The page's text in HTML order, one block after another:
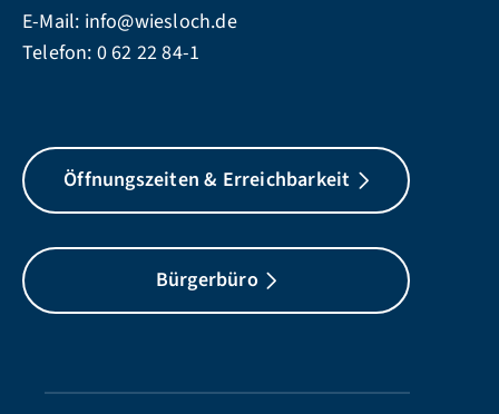
E-Mail: info@wiesloch.de
Telefon: 0 62 22 84-1
Öffnungszeiten & Erreichbarkeit
Bürgerbüro